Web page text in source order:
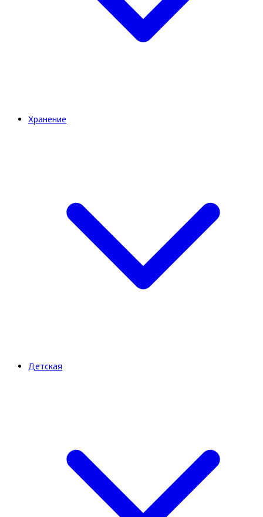
Хранение
Детская